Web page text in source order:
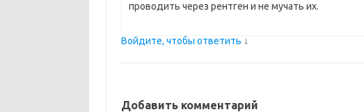
проводить через рентген и не мучать их.
Войдите, чтобы ответить ↓
Добавить комментарий